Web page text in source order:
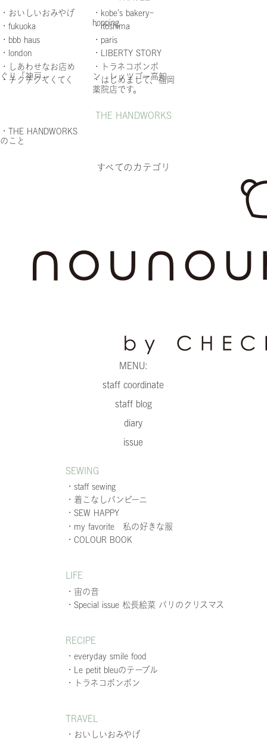
・おいしいおみやげ
・kobe’s bakery-
hopping
・fukuoka
・itoshima
・bbb haus
・paris
・london
・LIBERTY STORY
・しあわせなお店め
ぐり「神戸」
・トラネコボンボ
ン レッツゴー高知
・チクチクてくてく
・はじめまして、福岡
薬院店です。
THE HANDWORKS
・THE HANDWORKS
のこと
すべてのカテゴリ
MENU:
staff coordinate
staff blog
diary
issue
SEWING
・staff sewing
・着こなしバンビーニ
・SEW HAPPY
・my favorite 私の好きな服
・COLOUR BOOK
LIFE
・宙の音
・Special issue 松長絵菜 パリのクリスマス
RECIPE
・everyday smile food
・Le petit bleuのテーブル
・トラネコボンボン
TRAVEL
・おいしいおみやげ